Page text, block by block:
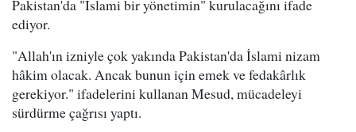
Pakistan'da "İslami bir yönetimin" kurulacağını ifade
ediyor.
"Allah'ın izniyle çok yakında Pakistan'da İslami nizam
hâkim olacak. Ancak bunun için emek ve fedakârlık
gerekiyor." ifadelerini kullanan Mesud, mücadeleyi
sürdürme çağrısı yaptı.